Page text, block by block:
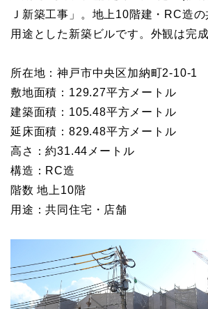
Ｊ新築工事」。地上10階建・RC造
用途とした新築ビルです。外観は完
所在地：神戸市中央区加納町2-10-1
敷地面積：129.27平方メートル
建築面積：105.48平方メートル
延床面積：829.48平方メートル
高さ：約31.44メートル
構造：RC造
階数 地上10階
用途：共同住宅・店舗